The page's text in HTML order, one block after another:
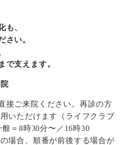
も、
さい。
で支えます。
接ご来院ください。再診の方
いただけます（ライフクラブ
＝8時30分〜／16時30
場合、順番が前後する場合が